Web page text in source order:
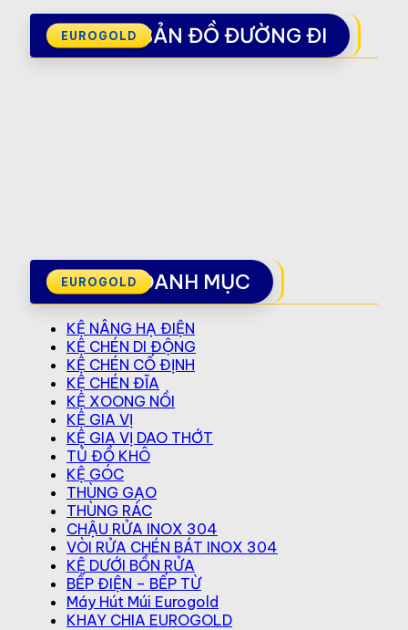
BẢN ĐỒ ĐƯỜNG ĐI
DANH MỤC
KỆ NÂNG HẠ ĐIỆN
KỆ CHÉN DI ĐỘNG
KỆ CHÉN CỐ ĐỊNH
KỆ CHÉN ĐĨA
KỆ XOONG NỒI
KỆ GIA VỊ
KỆ GIA VỊ DAO THỚT
TỦ ĐỒ KHÔ
KỆ GÓC
THÙNG GẠO
THÙNG RÁC
CHẬU RỬA INOX 304
VÒI RỬA CHÉN BÁT INOX 304
KỆ DƯỚI BỒN RỬA
BẾP ĐIỆN – BẾP TỪ
Máy Hút Múi Eurogold
KHAY CHIA EUROGOLD